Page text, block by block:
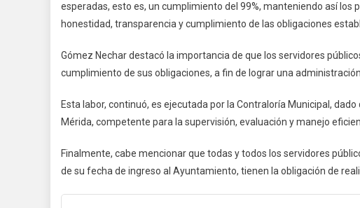
esperadas, esto es, un cumplimiento del 99%, manteniendo así los
honestidad, transparencia y cumplimiento de las obligaciones
Gómez Nechar destacó la importancia de que los servidores
cumplimiento de sus obligaciones, a fin de lograr una
Esta labor, continuó, es ejecutada por la Contraloría Municipal,
Mérida, competente para la supervisión, evaluación y manejo
Finalmente, cabe mencionar que todas y todos los servidores
de su fecha de ingreso al Ayuntamiento, tienen la obligación de